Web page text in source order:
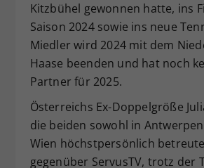
Kitzbühel gewonnen hatte, ins
Saison 2024 sowie ins neue
Miedler wird 2024 mit dem
Haase beenden und hat noch
Partner für 2025.
Österreichs Ex-Doppelgröße
die beiden sowohl in
Wien höchstpersönlich
gegenüber ServusTV, trotz der